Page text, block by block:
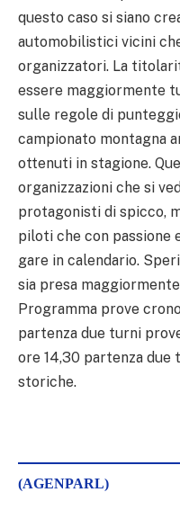
questo caso si siano
automobilistici vicini
organizzatori. La
essere maggiormente
sulle regole di
campionato montagna
ottenuti in stagione.
organizzazioni che si
protagonisti di spicco,
piloti che con passione
gare in calendario.
sia presa
Programma prove
partenza due turni
ore 14,30 partenza
storiche.
(AGENPARL)